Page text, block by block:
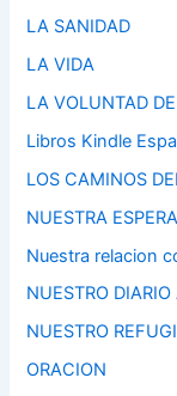
LA SANIDAD
LA VIDA
LA VOLUNTAD
Libros Kindle
LOS CAMINOS
NUESTRA
Nuestra relacion
NUESTRO DIARIO
NUESTRO
ORACION